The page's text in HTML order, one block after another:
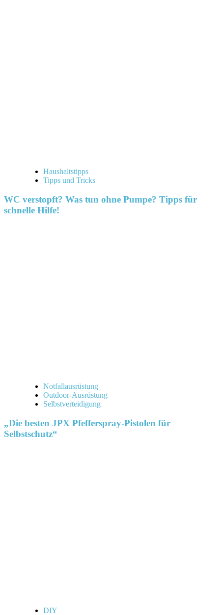
Haushaltstipps
Tipps und Tricks
WC verstopft? Was tun ohne Pumpe? Tipps für
schnelle Hilfe!
Notfallausrüstung
Outdoor-Ausrüstung
Selbstverteidigung
„Die besten JPX Pfefferspray-Pistolen für
Selbstschutz“
DIY